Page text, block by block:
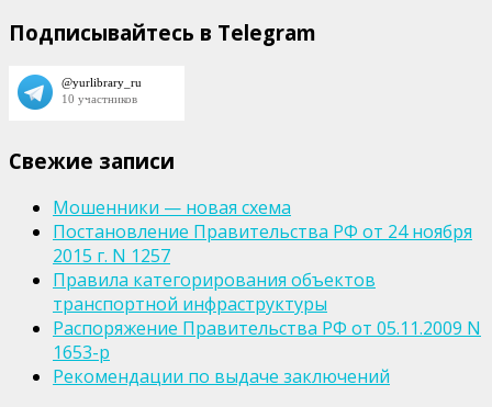
Подписывайтесь в Telegram
Свежие записи
Мошенники — новая схема
Постановление Правительства РФ от 24 ноября
2015 г. N 1257
Правила категорирования объектов
транспортной инфраструктуры
Распоряжение Правительства РФ от 05.11.2009 N
1653-р
Рекомендации по выдаче заключений